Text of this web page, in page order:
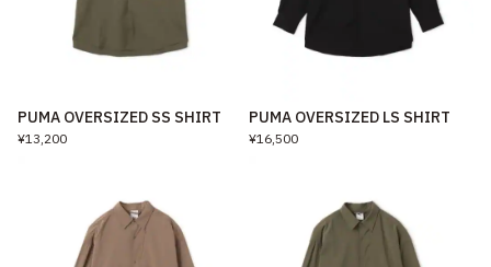
PUMA OVERSIZED SS SHIRT
¥13,200
PUMA OVERSIZED LS SHIRT
¥16,500